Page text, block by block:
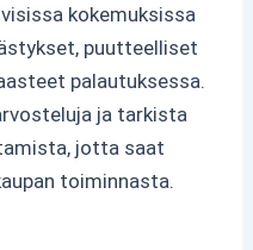
kokemuksissa
puutteelliset
palautuksessa.
ja tarkista
jotta saat
toiminnasta.